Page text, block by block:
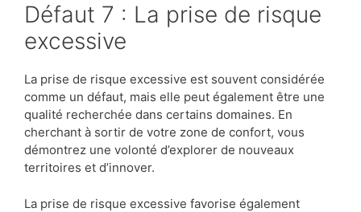
Défaut 7 : La prise de risque
excessive
La prise de risque excessive est souvent considérée
comme un défaut, mais elle peut également être une
qualité recherchée dans certains domaines. En
cherchant à sortir de votre zone de confort, vous
démontrez une volonté d’explorer de nouveaux
territoires et d’innover.
La prise de risque excessive favorise également